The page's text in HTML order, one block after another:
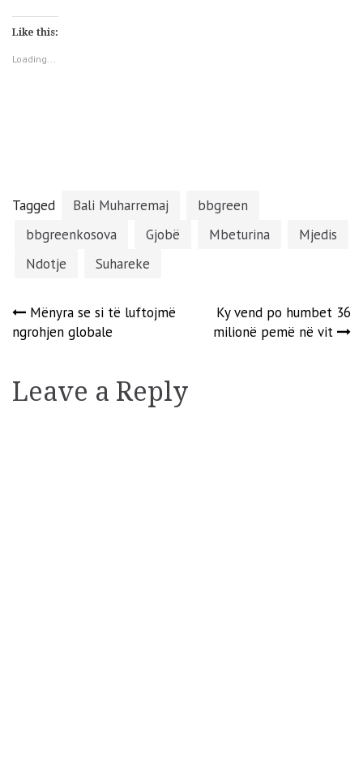
Facebook
(Opens
in
window)
Like this:
Loading...
Tagged Bali Muharremaj
bbgreen
bbgreenkosova
Gjobë Mbeturina
Mjedis
Ndotje
Suhareke
Post
navigation
Mënyra se si të luftojmë
ngrohjen globale
Ky vend po humbet 36
milionë pemë në vit
Leave a Reply